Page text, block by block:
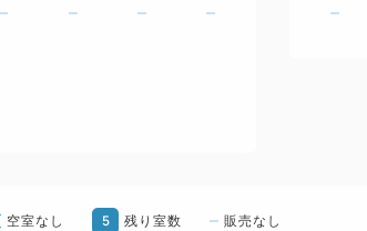
空室なし 5 残り室数 販売なし